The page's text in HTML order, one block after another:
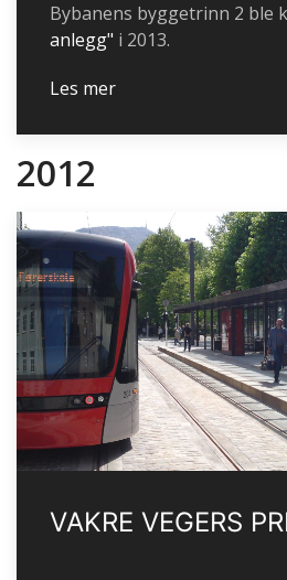
Bybanens byggetrinn 2 ble
anlegg" i 2013.
Les mer
2012
VAKRE VEGERS